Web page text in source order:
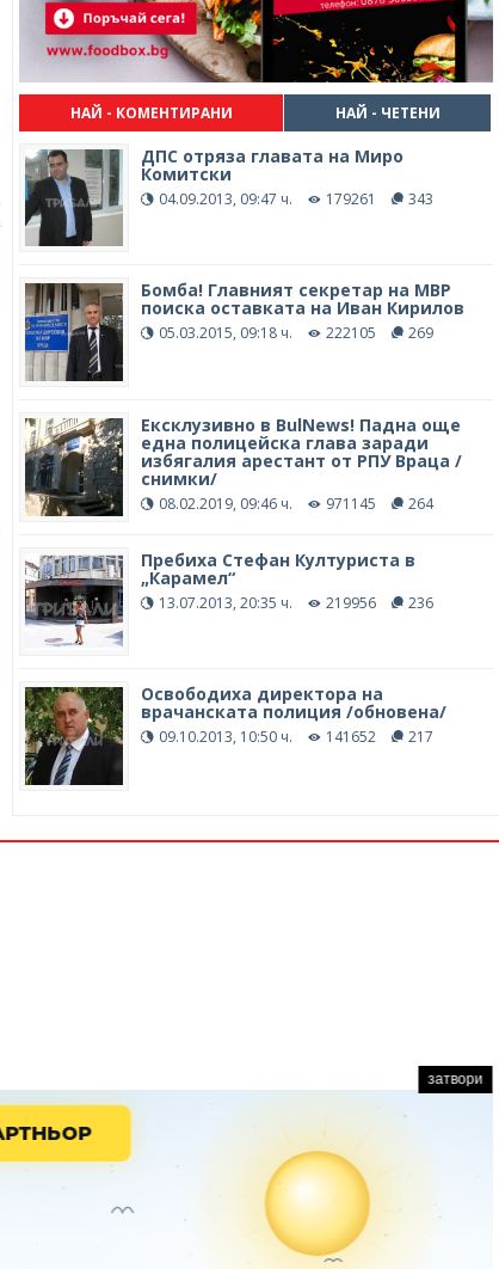
НАЙ - КОМЕНТИРАНИ НАЙ - ЧЕТЕНИ
ДПС отряза главата на Миро
Комитски
04.09.2013, 09:47 ч. 179261 343
Бомба! Главният секретар на МВР
поиска оставката на Иван Кирилов
05.03.2015, 09:18 ч. 222105 269
Ексклузивно в BulNews! Падна още
една полицейска глава заради
избягалия арестант от РПУ Враца /
снимки/
08.02.2019, 09:46 ч. 971145 264
Пребиха Стефан Културиста в
„Карамел“
13.07.2013, 20:35 ч. 219956 236
Освободиха директора на
врачанската полиция /обновена/
09.10.2013, 10:50 ч. 141652 217
затвори